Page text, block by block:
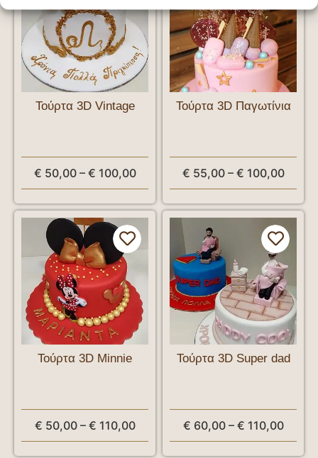
Τούρτα 3D Vintage
€ 50,00 – € 100,00
Τούρτα 3D Παγωτίνια
€ 55,00 – € 100,00
Τούρτα 3D Minnie
€ 50,00 – € 110,00
Τούρτα 3D Super dad
€ 60,00 – € 110,00